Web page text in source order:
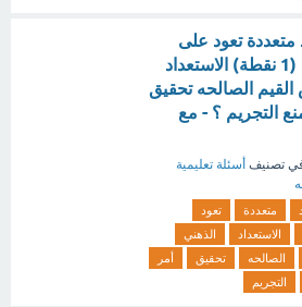
متعددة تعود على
المجتمع منها (1 نقطة) الاستعداد
الصالحه تحقيق
التجريم ؟ - مع
تصنيف أسئلة تعليمية
متعددة
تعود
الاستعداد
الذهني
الصالحه تحقيق
أمر
التجريم